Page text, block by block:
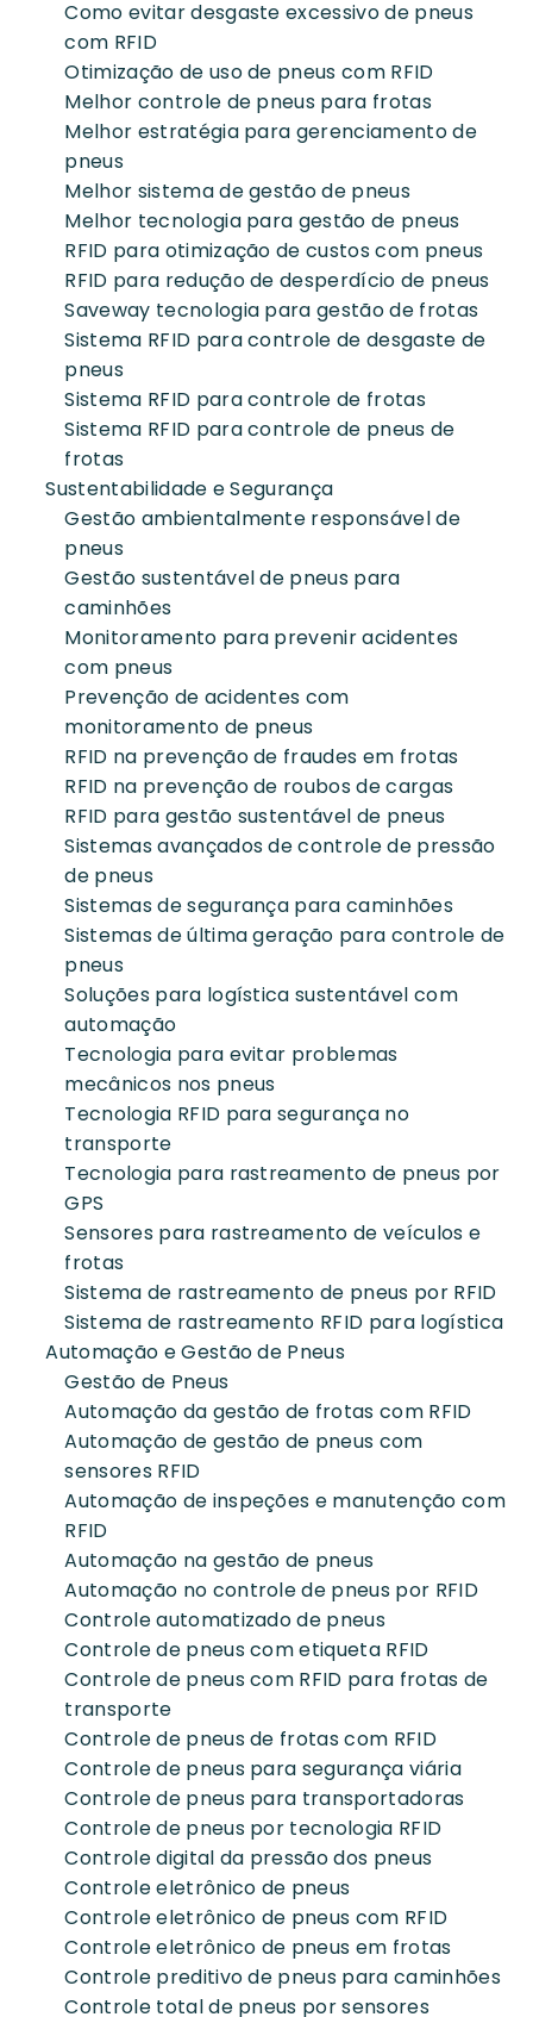
Como evitar desgaste excessivo de pneus
com RFID
Otimização de uso de pneus com RFID
Melhor controle de pneus para frotas
Melhor estratégia para gerenciamento de
pneus
Melhor sistema de gestão de pneus
Melhor tecnologia para gestão de pneus
RFID para otimização de custos com pneus
RFID para redução de desperdício de pneus
Saveway tecnologia para gestão de frotas
Sistema RFID para controle de desgaste de
pneus
Sistema RFID para controle de frotas
Sistema RFID para controle de pneus de
frotas
Sustentabilidade e Segurança
Gestão ambientalmente responsável de
pneus
Gestão sustentável de pneus para
caminhões
Monitoramento para prevenir acidentes
com pneus
Prevenção de acidentes com
monitoramento de pneus
RFID na prevenção de fraudes em frotas
RFID na prevenção de roubos de cargas
RFID para gestão sustentável de pneus
Sistemas avançados de controle de pressão
de pneus
Sistemas de segurança para caminhões
Sistemas de última geração para controle de
pneus
Soluções para logística sustentável com
automação
Tecnologia para evitar problemas
mecânicos nos pneus
Tecnologia RFID para segurança no
transporte
Tecnologia para rastreamento de pneus por
GPS
Sensores para rastreamento de veículos e
frotas
Sistema de rastreamento de pneus por RFID
Sistema de rastreamento RFID para logística
Automação e Gestão de Pneus
Gestão de Pneus
Automação da gestão de frotas com RFID
Automação de gestão de pneus com
sensores RFID
Automação de inspeções e manutenção com
RFID
Automação na gestão de pneus
Automação no controle de pneus por RFID
Controle automatizado de pneus
Controle de pneus com etiqueta RFID
Controle de pneus com RFID para frotas de
transporte
Controle de pneus de frotas com RFID
Controle de pneus para segurança viária
Controle de pneus para transportadoras
Controle de pneus por tecnologia RFID
Controle digital da pressão dos pneus
Controle eletrônico de pneus
Controle eletrônico de pneus com RFID
Controle eletrônico de pneus em frotas
Controle preditivo de pneus para caminhões
Controle total de pneus por sensores